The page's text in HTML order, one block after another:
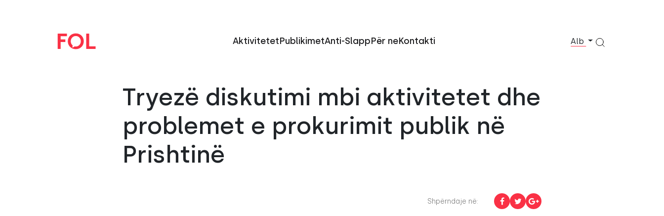
AktivitetetPublikimetAnti-SlappPër neKontakti Alb
Tryezë diskutimi mbi aktivitetet dhe
problemet e prokurimit publik në
Prishtinë
Shpërndaje në: